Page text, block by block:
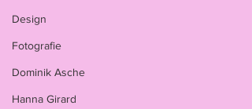
Design
Fotografie
Dominik Asche
Hanna Girard